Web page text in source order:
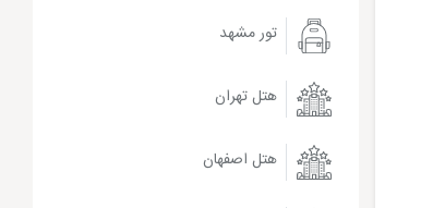
تور مشهد
هتل تهران
هتل اصفهان